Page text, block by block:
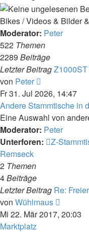
Bikes / Videos & Bilder
Moderator: Peter
522 Themen
2289 Beiträge
Letzter Beitrag
von Peter
Beitrag
Fr 31. Jul 2026, 14:47
Andere Stammtische in
Eine Auswahl von
Moderator: Peter
Unterforen:
Z-
Remseck
2 Themen
4Beiträge
Letzter Beitrag Re:
von Wühlmaus
Beitrag
Mi 22. Mär 2017, 20:03
Marktplatz